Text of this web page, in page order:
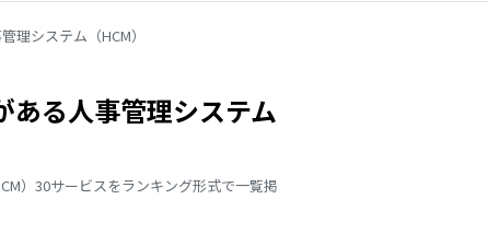
理システム（HCM）
ある人事管理システム
）30サービスをランキング形式で一覧掲